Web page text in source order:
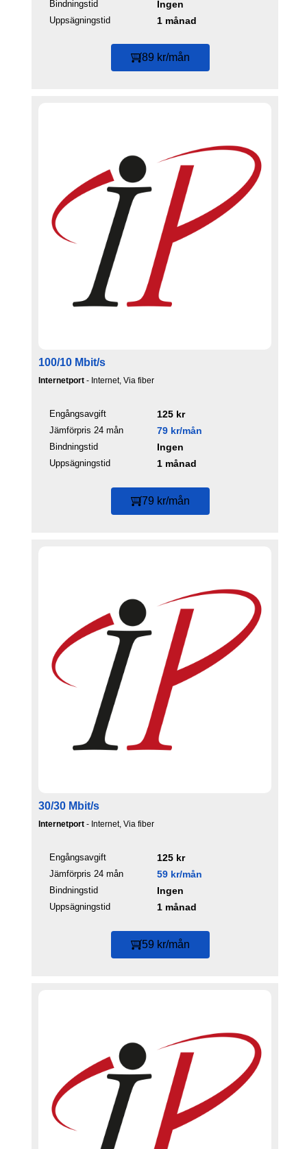
Bindningstid Ingen
Uppsägningstid 1 månad
89 kr/mån
100/10 Mbit/s
Internetport - Internet, Via fiber
Engångsavgift 125 kr
Jämförpris 24 mån 79 kr/mån
Bindningstid Ingen
Uppsägningstid 1 månad
79 kr/mån
30/30 Mbit/s
Internetport - Internet, Via fiber
Engångsavgift 125 kr
Jämförpris 24 mån 59 kr/mån
Bindningstid Ingen
Uppsägningstid 1 månad
59 kr/mån